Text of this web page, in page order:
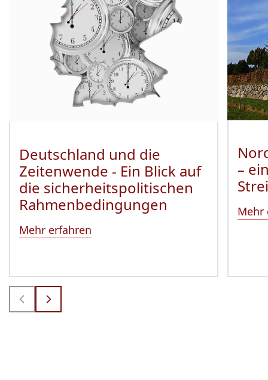
Deutschland und die
Zeitenwende - Ein Blick auf
die sicherheitspolitischen
Rahmenbedingungen
Mehr erfahren
–
Mehr